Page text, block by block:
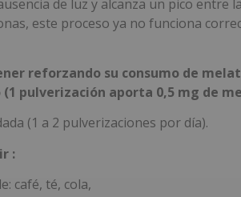
de luz y alcanza un pico
este proceso ya no funciona
reforzando su consumo de
pulverización aporta 0,5 mg de
(1 a 2 pulverizaciones por día).
:
café, té, cola,